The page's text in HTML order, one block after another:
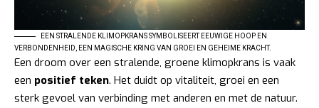
EEN STRALENDE KLIMOPKRANS SYMBOLISEERT EEUWIGE HOOP EN
VERBONDENHEID, EEN MAGISCHE KRING VAN GROEI EN GEHEIME KRACHT.
Een droom over een stralende, groene klimopkrans is vaak
een positief teken. Het duidt op vitaliteit, groei en een
sterk gevoel van verbinding met anderen en met de natuur.